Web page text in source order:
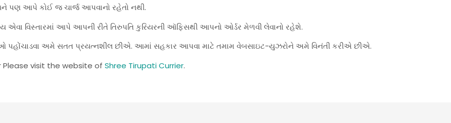
પણ આપે કોઈ જ ચાર્જ આપવાનો રહેતો નથી.
એવા વિસ્તારમાં આપે આપની રીતે તિરુપતિ કુરિયરની ઑફિસથી આપનો ઓર્ડર મેળવી લેવાનો રહેશે.
પહોંચાડવા અમે સતત પ્રયત્નશીલ છીએ. આમાં સહકાર આપવા માટે તમામ વેબસાઇટ-યુઝરોને અમે વિનંતી કરીએ છીએ.
Please visit the website of Shree Tirupati Currier.